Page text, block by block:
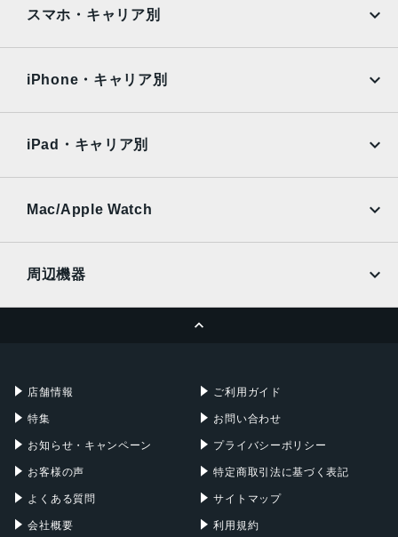
AQUOS
OPPO Android
Surface
Xiaomi Tablet
スマホ・キャリア別
Ymobile
UQmobile
iPhone・キャリア別
Ymobile
UQmobile
iPad・キャリア別
Mac/Apple Watch
周辺機器
店舗情報
特集
お知らせ・キャンペーン
お客様の声
よくある質問
会社概要
ご利用ガイド
お問い合わせ
プライバシーポリシー
特定商取引法に基づく表記
サイトマップ
利用規約